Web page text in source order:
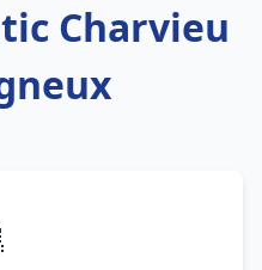
Charvieu